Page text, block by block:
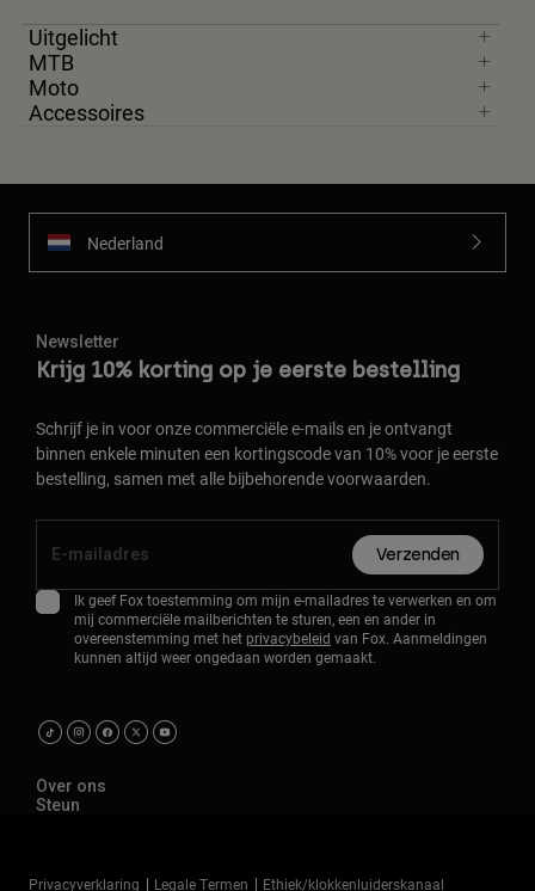
Uitgelicht
MTB
Moto
Accessoires
Nederland
Newsletter
Krijg 10% korting op je eerste bestelling
Schrijf je in voor onze commerciële e-mails en je ontvangt
binnen enkele minuten een kortingscode van 10% voor je eerste
bestelling, samen met alle bijbehorende voorwaarden.
Verzenden
Ik geef Fox toestemming om mijn e-mailadres te verwerken en om
mij commerciële mailberichten te sturen, een en ander in
overeenstemming met het privacybeleid van Fox. Aanmeldingen
kunnen altijd weer ongedaan worden gemaakt.
Over ons
Steun
Privacyverklaring Legale Termen Ethiek/klokkenluiderskanaal